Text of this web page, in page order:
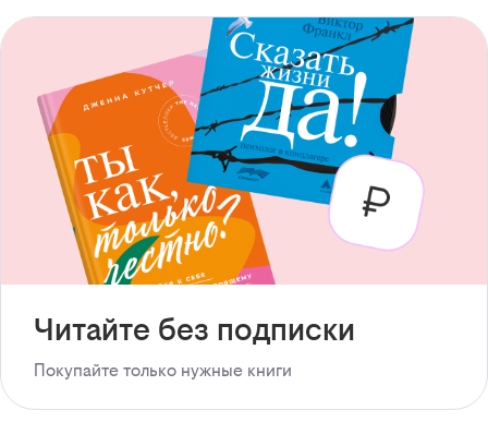
Читайте без подписки
Покупайте только нужные книги